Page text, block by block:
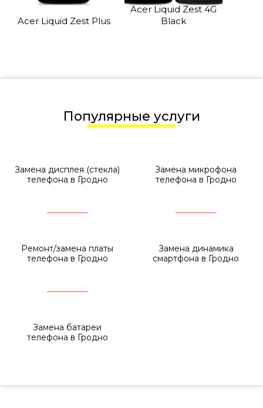
Acer Liquid Zest Plus
Acer Liquid Zest 4G
Black
Популярные услуги
Замена дисплея (стекла)
телефона в Гродно
Замена микрофона
телефона в Гродно
Ремонт/замена платы
телефона в Гродно
Замена динамика
смартфона в Гродно
Замена батареи
телефона в Гродно